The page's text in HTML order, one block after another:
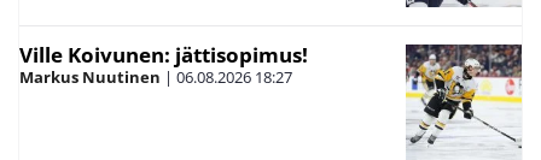
Ville Koivunen: jättisopimus!
Markus Nuutinen | 06.08.2026 18:27